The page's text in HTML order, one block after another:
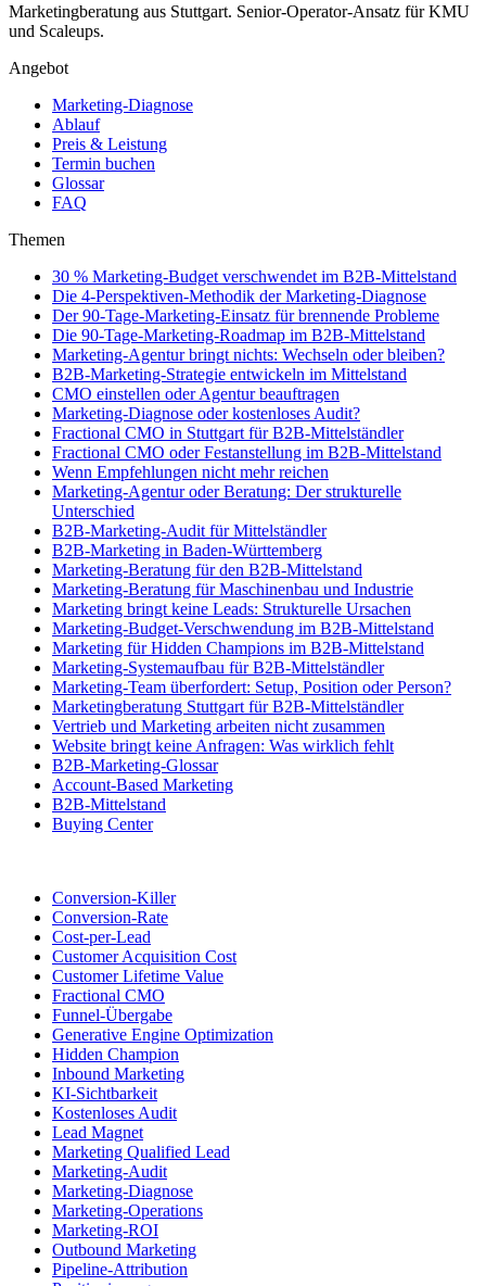
Marketingberatung aus Stuttgart. Senior-Operator-Ansatz für KMU
und Scaleups.
Angebot
Marketing-Diagnose
Ablauf
Preis & Leistung
Termin buchen
Glossar
FAQ
Themen
30 % Marketing-Budget verschwendet im B2B-Mittelstand
Die 4-Perspektiven-Methodik der Marketing-Diagnose
Der 90-Tage-Marketing-Einsatz für brennende Probleme
Die 90-Tage-Marketing-Roadmap im B2B-Mittelstand
Marketing-Agentur bringt nichts: Wechseln oder bleiben?
B2B-Marketing-Strategie entwickeln im Mittelstand
CMO einstellen oder Agentur beauftragen
Marketing-Diagnose oder kostenloses Audit?
Fractional CMO in Stuttgart für B2B-Mittelständler
Fractional CMO oder Festanstellung im B2B-Mittelstand
Wenn Empfehlungen nicht mehr reichen
Marketing-Agentur oder Beratung: Der strukturelle
Unterschied
B2B-Marketing-Audit für Mittelständler
B2B-Marketing in Baden-Württemberg
Marketing-Beratung für den B2B-Mittelstand
Marketing-Beratung für Maschinenbau und Industrie
Marketing bringt keine Leads: Strukturelle Ursachen
Marketing-Budget-Verschwendung im B2B-Mittelstand
Marketing für Hidden Champions im B2B-Mittelstand
Marketing-Systemaufbau für B2B-Mittelständler
Marketing-Team überfordert: Setup, Position oder Person?
Marketingberatung Stuttgart für B2B-Mittelständler
Vertrieb und Marketing arbeiten nicht zusammen
Website bringt keine Anfragen: Was wirklich fehlt
B2B-Marketing-Glossar
Account-Based Marketing
B2B-Mittelstand
Buying Center
Conversion-Killer
Conversion-Rate
Cost-per-Lead
Customer Acquisition Cost
Customer Lifetime Value
Fractional CMO
Funnel-Übergabe
Generative Engine Optimization
Hidden Champion
Inbound Marketing
KI-Sichtbarkeit
Kostenloses Audit
Lead Magnet
Marketing Qualified Lead
Marketing-Audit
Marketing-Diagnose
Marketing-Operations
Marketing-ROI
Outbound Marketing
Pipeline-Attribution